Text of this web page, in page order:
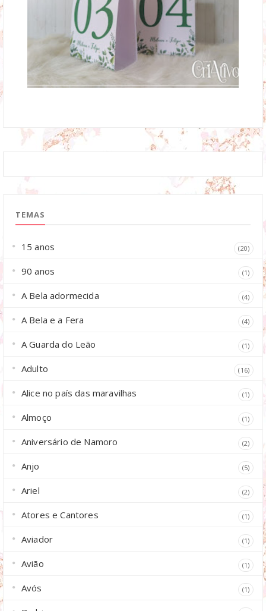
TEMAS
15 anos (20)
90 anos (1)
A Bela adormecida (4)
A Bela e a Fera (4)
A Guarda do Leão (1)
Adulto (16)
Alice no país das maravilhas (1)
Almoço (1)
Aniversário de Namoro (2)
Anjo (5)
Ariel (2)
Atores e Cantores (1)
Aviador (1)
Avião (1)
Avós (1)